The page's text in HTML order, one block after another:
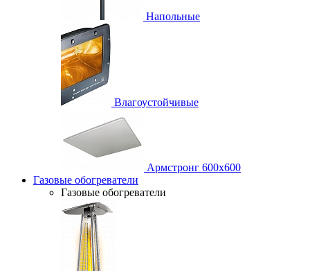
Напольные
Влагоустойчивые
Армстронг 600х600
Газовые обогреватели
Газовые обогреватели